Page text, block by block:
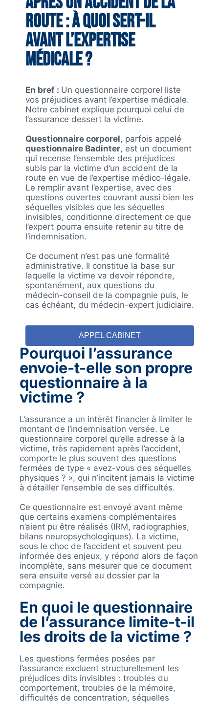
route : à quoi sert-il
avant l’expertise
médicale ?
En bref : Un questionnaire corporel liste
vos préjudices avant l’expertise médicale.
Notre cabinet explique pourquoi celui de
l’assurance dessert la victime.
Questionnaire corporel, parfois appelé
questionnaire Badinter, est un document
qui recense l’ensemble des préjudices
subis par la victime d’un accident de la
route en vue de l’expertise médico-légale.
Le remplir avant l’expertise, avec des
questions ouvertes couvrant aussi bien les
séquelles visibles que les séquelles
invisibles, conditionne directement ce que
l’expert pourra ensuite retenir au titre de
l’indemnisation.
Ce document n’est pas une formalité
administrative. Il constitue la base sur
laquelle la victime va devoir répondre,
spontanément, aux questions du
médecin-conseil de la compagnie puis, le
cas échéant, du médecin-expert judiciaire.
APPEL CABINET
Pourquoi l’assurance
envoie-t-elle son propre
questionnaire à la
victime ?
L’assurance a un intérêt financier à limiter le
montant de l’indemnisation versée. Le
questionnaire corporel qu’elle adresse à la
victime, très rapidement après l’accident,
comporte le plus souvent des questions
fermées de type « avez-vous des séquelles
physiques ? », qui n’incitent jamais la victime
à détailler l’ensemble de ses difficultés.
Ce questionnaire est envoyé avant même
que certains examens complémentaires
n’aient pu être réalisés (IRM, radiographies,
bilans neuropsychologiques). La victime,
sous le choc de l’accident et souvent peu
informée des enjeux, y répond alors de façon
incomplète, sans mesurer que ce document
sera ensuite versé au dossier par la
compagnie.
En quoi le questionnaire
de l’assurance limite-t-il
les droits de la victime ?
Les questions fermées posées par
l’assurance excluent structurellement les
préjudices dits invisibles : troubles du
comportement, troubles de la mémoire,
difficultés de concentration, séquelles